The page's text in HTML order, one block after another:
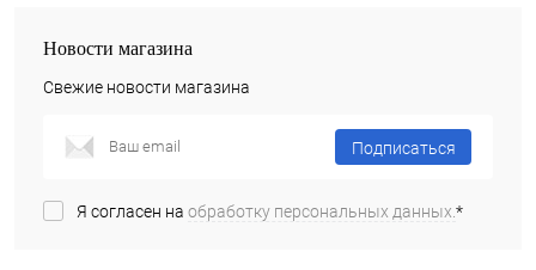
Новости магазина
Свежие новости магазина
Подписаться
Я согласен на обработку персональных данных.*